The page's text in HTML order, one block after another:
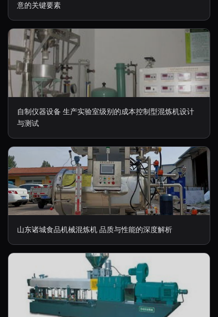
意的关键要素
自制仪器设备 生产实验室级别的成本控制型混炼机设计
与测试
山东诸城食品机械混炼机 品质与性能的深度解析